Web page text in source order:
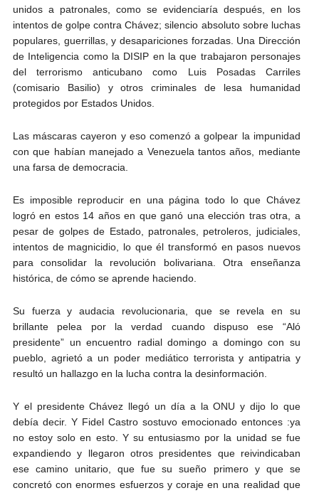
unidos a patronales, como se evidenciaría después, en los
intentos de golpe contra Chávez; silencio absoluto sobre luchas
populares, guerrillas, y desapariciones forzadas. Una Dirección
de Inteligencia como la DISIP en la que trabajaron personajes
del terrorismo anticubano como Luis Posadas Carriles
(comisario Basilio) y otros criminales de lesa humanidad
protegidos por Estados Unidos.
Las máscaras cayeron y eso comenzó a golpear la impunidad
con que habían manejado a Venezuela tantos años, mediante
una farsa de democracia.
Es imposible reproducir en una página todo lo que Chávez
logró en estos 14 años en que ganó una elección tras otra, a
pesar de golpes de Estado, patronales, petroleros, judiciales,
intentos de magnicidio, lo que él transformó en pasos nuevos
para consolidar la revolución bolivariana. Otra enseñanza
histórica, de cómo se aprende haciendo.
Su fuerza y audacia revolucionaria, que se revela en su
brillante pelea por la verdad cuando dispuso ese “Aló
presidente” un encuentro radial domingo a domingo con su
pueblo, agrietó a un poder mediático terrorista y antipatria y
resultó un hallazgo en la lucha contra la desinformación.
Y el presidente Chávez llegó un día a la ONU y dijo lo que
debía decir. Y Fidel Castro sostuvo emocionado entonces :ya
no estoy solo en esto. Y su entusiasmo por la unidad se fue
expandiendo y llegaron otros presidentes que reivindicaban
ese camino unitario, que fue su sueño primero y que se
concretó con enormes esfuerzos y coraje en una realidad que